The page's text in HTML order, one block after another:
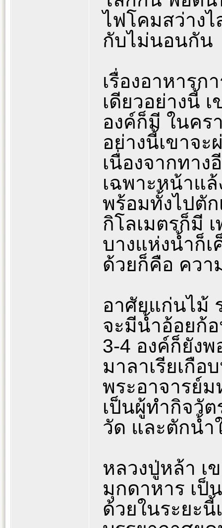
ไฟโคมสว่าง
กับไม่นอนกัน
เรื่องอาหารก
เดียวอย่างนี้
องค์ก็มี ในคร
อย่างนี้เขาจะ
เนื่องจากทา
เฉพาะหน้าแ
พร้อมทั้งไปตัก
กิโลเมตรก็มี
บางแห่งน้ำก็
ด้วยก็คือ ควา
อาศัยแก่นไม้
จะมีน้ำอ้อยก้
3-4 องค์ก็ยัง
มาลาเรียเกื
พระอาจารย์
เป็นผู้ทำกิจวั
วัด และตักน้ำ
หลวงปู่หล้า เ
มุกดาหาร เป็
ด้วยในระยะ